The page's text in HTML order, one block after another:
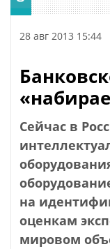
28 авг 2013 15:44
Сейчас в
на
оценкам
мировом